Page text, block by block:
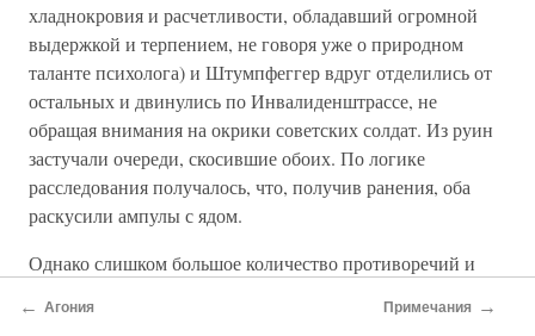
хладнокровия и расчетливости, обладавший огромной
выдержкой и терпением, не говоря уже о природном
таланте психолога) и Штумпфеггер вдруг отделились от
остальных и двинулись по Инвалиденштрассе, не
обращая внимания на окрики советских солдат. Из руин
застучали очереди, скосившие обоих. По логике
расследования получалось, что, получив ранения, оба
раскусили ампулы с ядом.
Однако слишком большое количество противоречий и
версию поверили только стоматологи». Во-первых,
← Агония Примечания →